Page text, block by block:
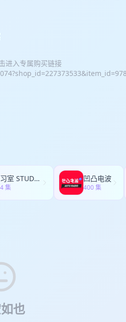
睡觉就出汗 🛏️ 被传统凉席夹头发硌
年： 小冰被+小冰席组合入手更划算
链接： 淘宝 mo.m.tmall.com / 京东
/ CZ057 方式3️⃣ 淘宝搜「神气小鹿旗
动，折上折走起～ 参考/ CBC
MURDERS 感谢赞赏/ 你们的认可，
vvvellness、名字太长记不住、善良
、lynn_2McS、Boggart、雾岛听风
、某乐哟呵、MaxineIsHere、如果有
底西瓜椰、人间四季uu、哒哒在这里
寄生虫：傲慢 38:35 猎人的幻觉
/ 音乐/ 《b小调第2号小提琴随想曲
/ 你们的认可，支持我们继续讲下去
进入专属购买链接
她 她在法庭上当庭复仇 大家认为这是
要 轴/ 00:00 妙界分享 03:30 失踪的
低头刷手机，肩颈酸痛的毛病早就不
的关怀。向你推荐妙界R9揉捶一体肩
边揉捏边捶打肩背，每分钟1200+次
。 ✅五种模式+三档力度，还带语音播
伴侣，或者犒劳辛苦的自己，都特别合
，可享全年最低折扣，品牌方承诺价保
折到手更划算，给妈妈买一份、给自己
仪式感。 🔔【只有猫知道CatsKnow】
击进入专属购买链接： 淘宝：
自习室 STUDY ROOM
集
凹凸电波
400 集
也